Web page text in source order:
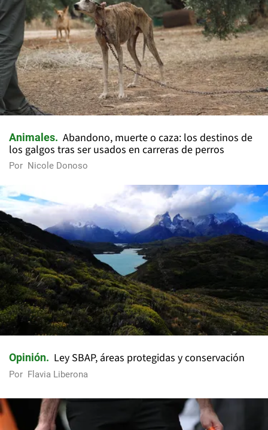
Animales
Abandono, muerte o caza: los destinos de
los galgos tras ser usados en carreras de perros
Por Nicole Donoso
Opinión Ley SBAP, áreas protegidas y conservación
Por Flavia Liberona